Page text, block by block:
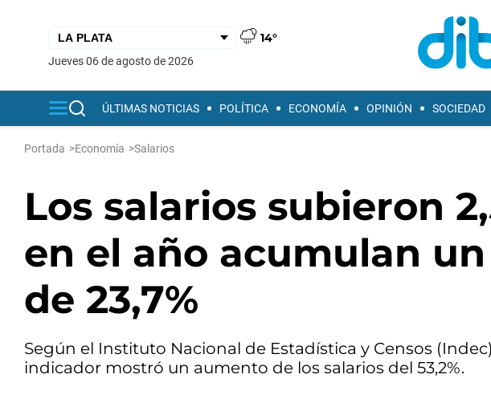
14°
jueves 06 de agosto de 2026
ÚLTIMAS NOTICIAS POLÍTICA ECONOMÍA OPINIÓN SOCIEDAD
Portada >Economía >Salarios
Los salarios subieron
en el año acumulan
de 23,7%
Según el Instituto Nacional de Estadística y Censos
indicador mostró un aumento de los salarios del 53,2%.